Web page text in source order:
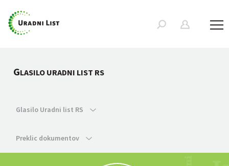
GLASILO URADNI LIST RS
Glasilo Uradni list RS
Preklic dokumentov